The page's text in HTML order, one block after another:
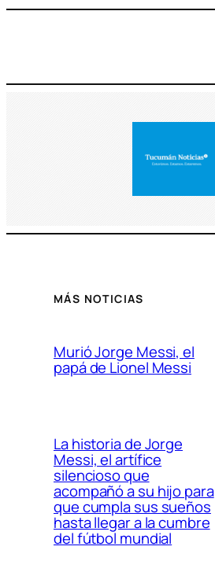
MÁS NOTICIAS
Murió Jorge Messi, el
papá de Lionel Messi
La historia de Jorge
Messi, el artífice
silencioso que
acompañó a su hijo para
que cumpla sus sueños
hasta llegar a la cumbre
del fútbol mundial